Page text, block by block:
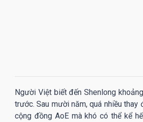
Người Việt biết đến Shenlong
trước. Sau mười năm, quá nhiều thay
cộng đồng AoE mà khó có thể kể